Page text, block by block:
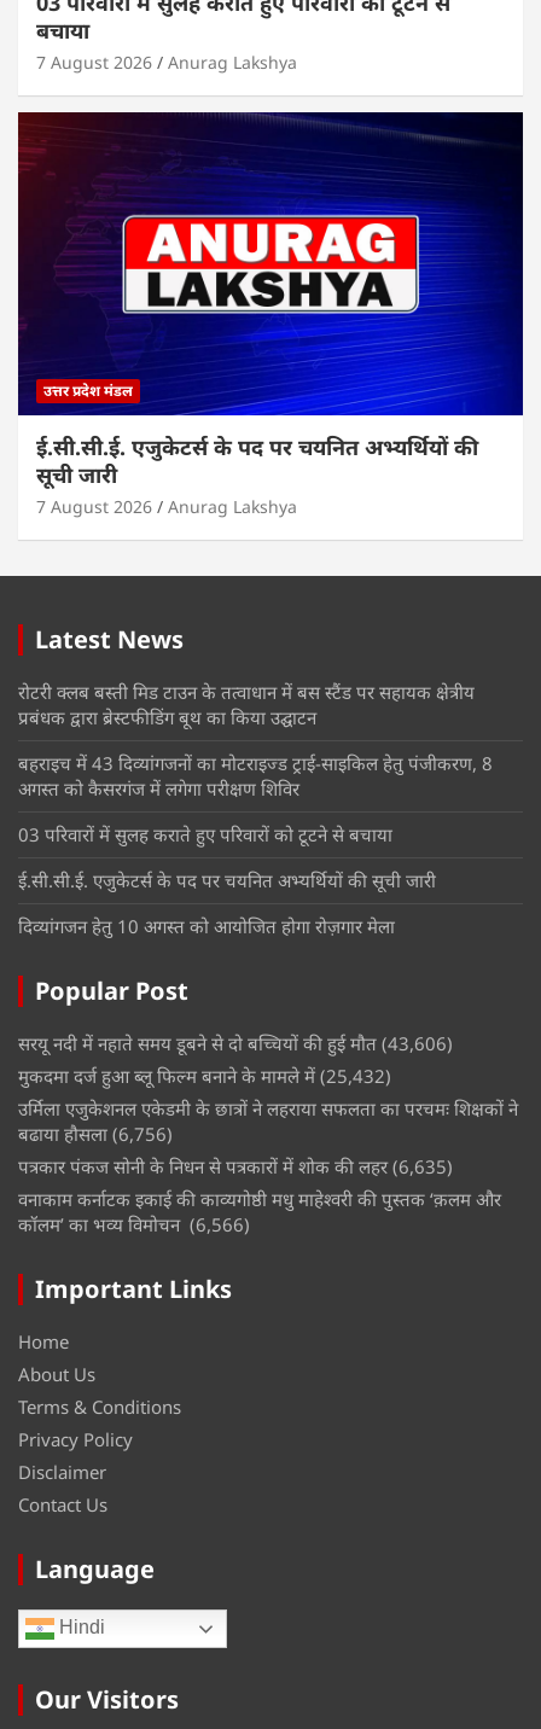
बचाया
7 August 2026 Anurag Lakshya
उत्तर प्रदेश मंडल
ई.सी.सी.ई. एजुकेटर्स के पद पर चयनित अभ्यर्थियों की
सूची जारी
7 August 2026 Anurag Lakshya
Latest News
रोटरी क्लब बस्ती मिड टाउन के तत्वाधान में बस स्टैंड पर सहायक क्षेत्रीय
प्रबंधक द्वारा ब्रेस्टफीडिंग बूथ का किया उद्घाटन
बहराइच में 43 दिव्यांगजनों का मोटराइज्ड ट्राई-साइकिल हेतु पंजीकरण, 8
अगस्त को कैसरगंज में लगेगा परीक्षण शिविर
03 परिवारों में सुलह कराते हुए परिवारों को टूटने से बचाया
ई.सी.सी.ई. एजुकेटर्स के पद पर चयनित अभ्यर्थियों की सूची जारी
दिव्यांगजन हेतु 10 अगस्त को आयोजित होगा रोज़गार मेला
Popular Post
सरयू नदी में नहाते समय डूबने से दो बच्चियों की हुई मौत (43,606)
मुकदमा दर्ज हुआ ब्लू फिल्म बनाने के मामले में (25,432)
उर्मिला एजुकेशनल एकेडमी के छात्रों ने लहराया सफलता का परचमः शिक्षकों ने
बढाया हौसला (6,756)
पत्रकार पंकज सोनी के निधन से पत्रकारों में शोक की लहर (6,635)
वनाकाम कर्नाटक इकाई की काव्यगोष्ठी मधु माहेश्वरी की पुस्तक ‘क़लम और
कॉलम’ का भव्य विमोचन (6,566)
Important Links
Home
About Us
Terms & Conditions
Privacy Policy
Disclaimer
Contact Us
Language
Hindi
Our Visitors